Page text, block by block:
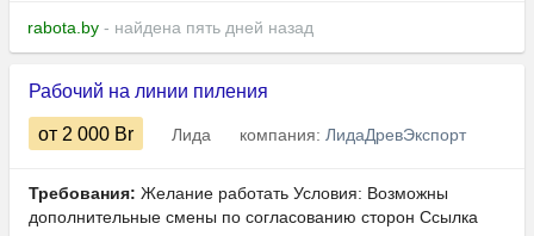
rabota.by - найдена пять дней назад
Рабочий на линии пиления
от 2 000 Br Лида компания: ЛидаДревЭкспорт
Требования: Желание работать Условия: Возможны
дополнительные смены по согласованию сторон Ссылка